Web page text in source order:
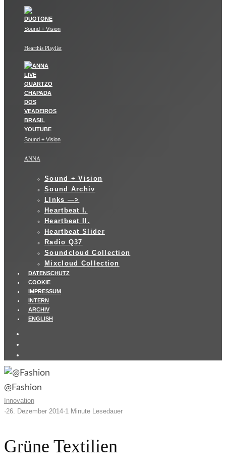
Sound + Vision
Hearthis Playlist
Sound + Vision
ANNA
Sound + Vision
Sound Archiv
LInks —>
Heartbeat I.
Heartbeat II.
Heartbeat Slider
Radio Q37
Soundcloud Collection
Mixcloud Collection
DATENSCHUTZ
COOKIE
IMPRESSUM
INTERN
ARCHIV
ENGLISH
@Fashion
Innovation
·26. Dezember 2014·1 Minute Lesedauer
Grüne Textilien